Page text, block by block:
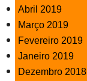
Abril 2019
Março 2019
Fevereiro 2019
Janeiro 2019
Dezembro 2018